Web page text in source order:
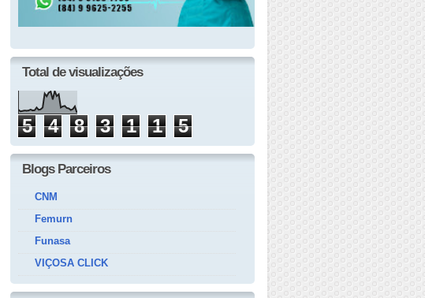
Total de visualizações
5 4 8 3 1 1 5
Blogs Parceiros
CNM
Femurn
Funasa
VIÇOSA CLICK